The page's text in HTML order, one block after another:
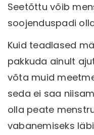
Seetõttu võib
soojenduspadi
Kuid teadlased
pakkuda ainult
võta muid
seda ei saa
olla peate
vabanemiseks